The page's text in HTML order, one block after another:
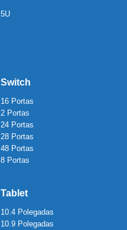
5U
Switch
16 Portas
2 Portas
24 Portas
28 Portas
48 Portas
8 Portas
Tablet
10.4 Polegadas
10.9 Polegadas